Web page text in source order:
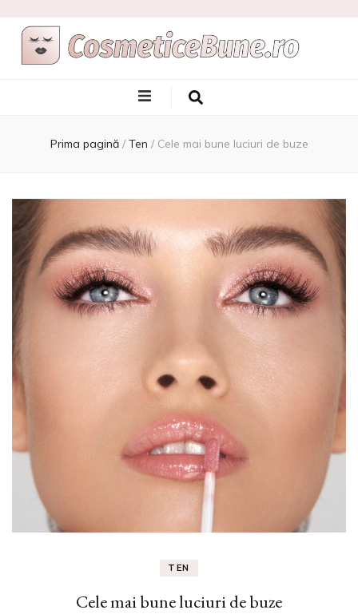
Cele Mai Bune
Produse
Cosmetice
Prima pagină / Ten / Cele mai bune luciuri de buze
TEN
Cele mai bune luciuri de buze